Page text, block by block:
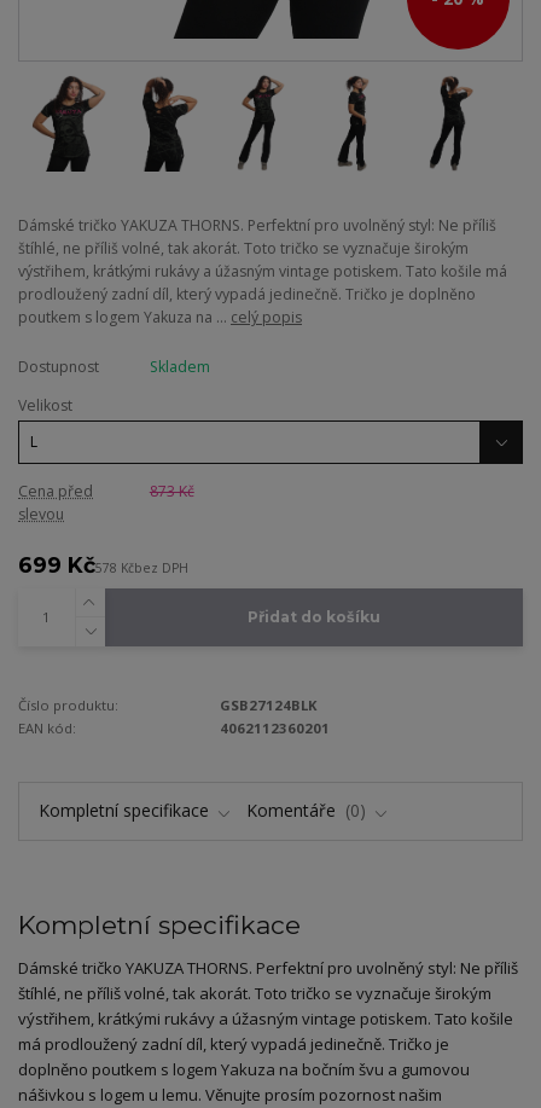
Dámské tričko YAKUZA THORNS. Perfektní pro uvolněný styl: Ne příliš
štíhlé, ne příliš volné, tak akorát. Toto tričko se vyznačuje širokým
výstřihem, krátkými rukávy a úžasným vintage potiskem. Tato košile má
prodloužený zadní díl, který vypadá jedinečně. Tričko je doplněno
poutkem s logem Yakuza na ... celý popis
Dostupnost
Skladem
Velikost
Cena před
slevou
873 Kč
699 Kč578 Kčbez DPH
Přidat do košíku
Číslo produktu:
GSB27124BLK
EAN kód:
4062112360201
Kompletní specifikace Komentáře 0
Kompletní specifikace
Dámské tričko YAKUZA THORNS. Perfektní pro uvolněný styl: Ne příliš
štíhlé, ne příliš volné, tak akorát. Toto tričko se vyznačuje širokým
výstřihem, krátkými rukávy a úžasným vintage potiskem. Tato košile
má prodloužený zadní díl, který vypadá jedinečně. Tričko je
doplněno poutkem s logem Yakuza na bočním švu a gumovou
nášivkou s logem u lemu. Věnujte prosím pozornost našim